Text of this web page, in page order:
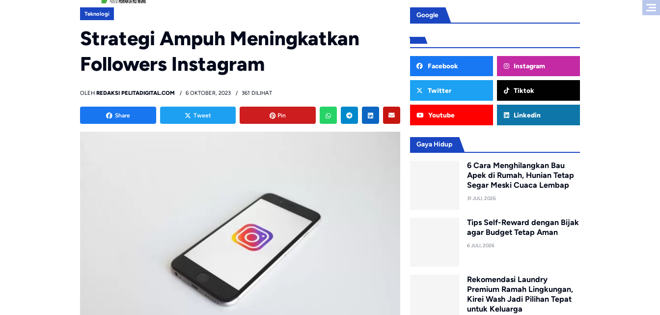
Teknologi
Strategi Ampuh Meningkatkan
Followers Instagram
OLEH REDAKSI PELITADIGITAL.COM 6 OKTOBER, 2023 361 DILIHAT
Share Tweet Pin
Google
Facebook Instagram
Twitter Tiktok
Youtube Linkedin
Gaya Hidup
6 Cara Menghilangkan Bau
Apek di Rumah, Hunian Tetap
Segar Meski Cuaca Lembap
31 JULI, 2026
Tips Self-Reward dengan Bijak
agar Budget Tetap Aman
6 JULI, 2026
Rekomendasi Laundry
Premium Ramah Lingkungan,
Kirei Wash Jadi Pilihan Tepat
untuk Keluarga